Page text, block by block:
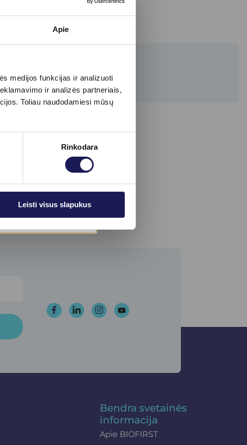
Apie
medijos funkcijas ir analizuoti
ir analizės partneriais,
Toliau naudodamiesi mūsų
Rinkodara
Leisti visus slapukus
Bendra svetainės
informacija
Apie BIOFIRST